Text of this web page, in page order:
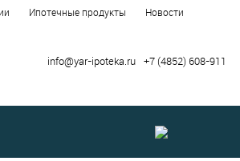
Ипотечные продукты
Новости
info@yar-ipoteka.ru +7 (4852) 608-911